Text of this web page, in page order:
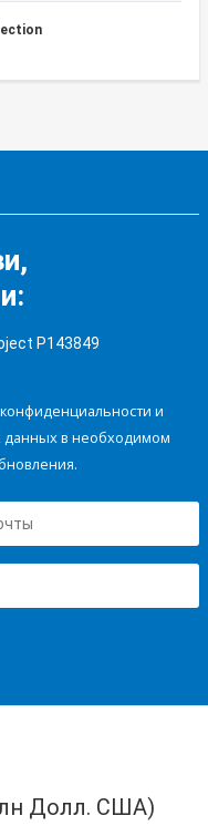
P143849
и
данных в необходимом
Долл. США)